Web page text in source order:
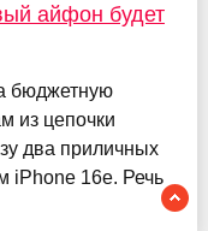
айфон будет
бюджетную
из цепочки
два приличных
iPhone 16e. Речь